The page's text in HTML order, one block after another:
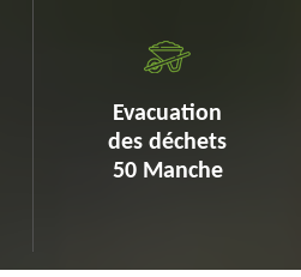
Evacuation
des déchets
50 Manche